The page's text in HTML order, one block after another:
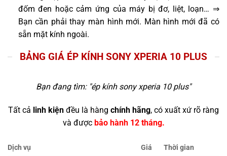
đốm đen hoặc cảm ứng của máy bị đơ, liệt, loạn… ⇒
Bạn cần phải thay màn hình mới. Màn hình mới đã có
sẵn mặt kính ngoài.
BẢNG GIÁ ÉP KÍNH SONY XPERIA 10 PLUS
Bạn đang tìm: "ép kính sony xperia 10 plus"
Tất cả linh kiện đều là hàng chính hãng, có xuất xứ rõ ràng
và được bảo hành 12 tháng.
Dịch vụ Giá Thời gian